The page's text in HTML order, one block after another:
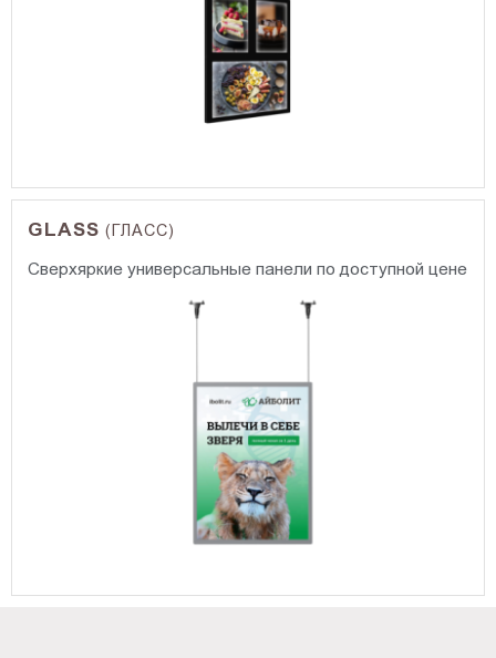
GLASS(ГЛАСС)
Сверхяркие универсальные панели по доступной цене